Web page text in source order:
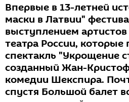
Впервые в 13-летней
маски в Латвии"
выступлением
театра России, которые
спектакль "Укрощение
созданный Жан-
комедии Шекспира.
спустя Большой балет